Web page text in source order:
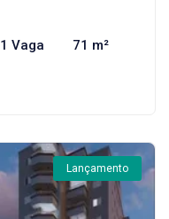
1 Vaga 71 m²
Lançamento